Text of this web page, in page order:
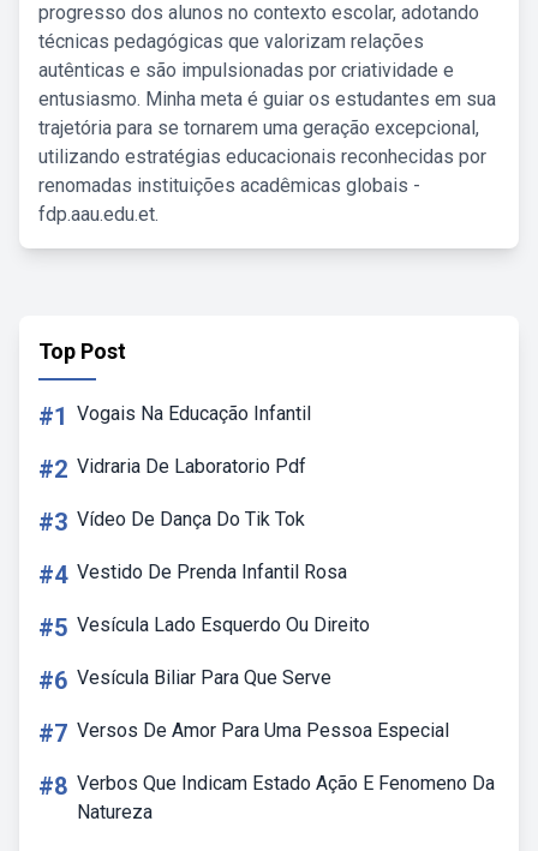
progresso dos alunos no contexto escolar, adotando
técnicas pedagógicas que valorizam relações
autênticas e são impulsionadas por criatividade e
entusiasmo. Minha meta é guiar os estudantes em sua
trajetória para se tornarem uma geração excepcional,
utilizando estratégias educacionais reconhecidas por
renomadas instituições acadêmicas globais -
fdp.aau.edu.et.
Top Post
#1 Vogais Na Educação Infantil
#2 Vidraria De Laboratorio Pdf
#3 Vídeo De Dança Do Tik Tok
#4 Vestido De Prenda Infantil Rosa
#5 Vesícula Lado Esquerdo Ou Direito
#6 Vesícula Biliar Para Que Serve
#7 Versos De Amor Para Uma Pessoa Especial
#8 Verbos Que Indicam Estado Ação E Fenomeno Da
Natureza